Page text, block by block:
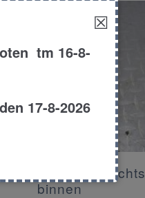
achter rechts
binnen
☒
tm 16-8-
17-8-2026